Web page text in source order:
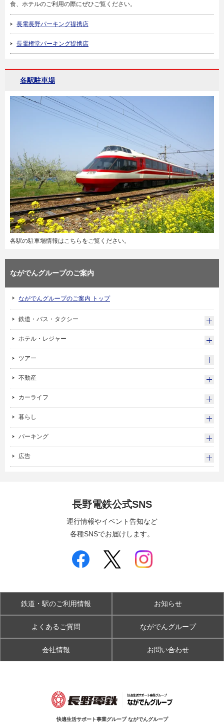
食、ホテルのご利用の際にぜひご覧ください。
長電長野パーキング提携店
長電権堂パーキング提携店
各駅駐車場
各駅の駐車場情報はこちらをご覧ください。
ながでんグループのご案内
ながでんグループのご案内 トップ
鉄道・バス・タクシー
ホテル・レジャー
ツアー
不動産
カーライフ
暮らし
パーキング
広告
長野電鉄公式SNS
運行情報やイベント告知など
各種SNSでお届けします。
鉄道・駅のご利用情報 お知らせ
よくあるご質問 ながでんグループ
会社情報 お問い合わせ
快適生活サポート事業グループ ながでんグループ